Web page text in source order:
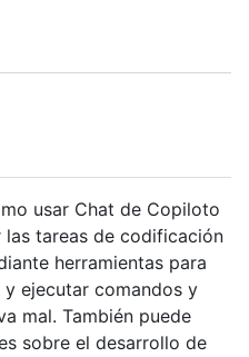
usar Chat de Copiloto
tareas de codificación
herramientas para
ejecutar comandos y
mal. También puede
sobre el desarrollo de